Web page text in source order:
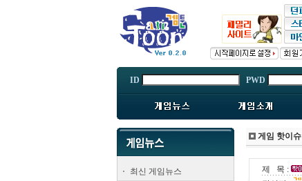
ID PWD
최신 게임뉴스
게임 핫이슈
제 목 :